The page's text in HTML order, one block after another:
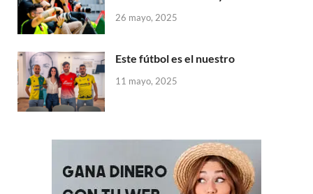
26 mayo, 2025
Este fútbol es el nuestro
11 mayo, 2025